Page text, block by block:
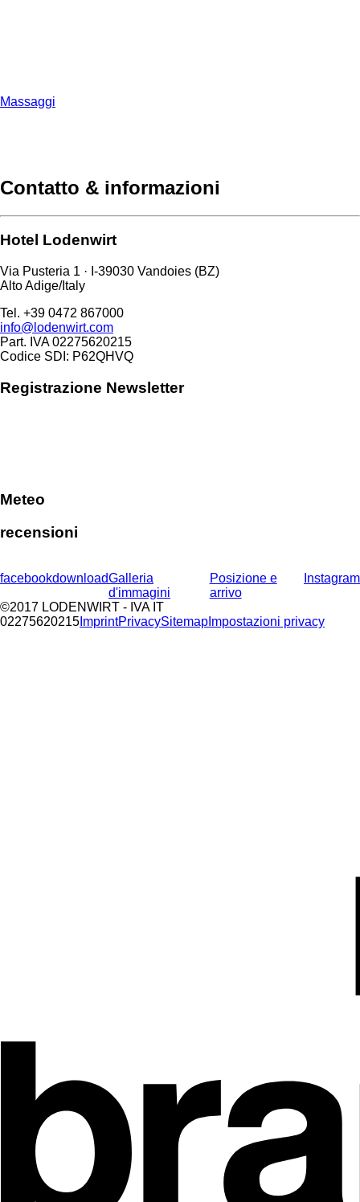
Massaggi
Contatto & informazioni
Hotel Lodenwirt
Via Pusteria 1 · I-39030 Vandoies (BZ)
Alto Adige/Italy
Tel. +39 0472 867000
info@lodenwirt.com
Part. IVA 02275620215
Codice SDI: P62QHVQ
Registrazione Newsletter
Meteo
recensioni
facebookdownloadGalleria
d'immagini
Posizione e
arrivo
Instagram
©2017 LODENWIRT - IVA IT
02275620215 ImprintPrivacySitemap Impostazioni privacy